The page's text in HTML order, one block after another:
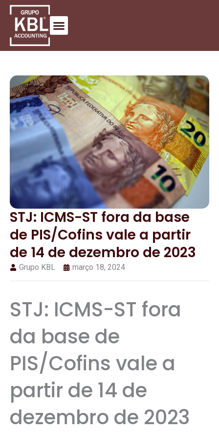
STJ: ICMS-ST fora da base
de PIS/Cofins vale a partir
de 14 de dezembro de 2023
Grupo KBL março 18, 2024
STJ: ICMS-ST fora
da base de
PIS/Cofins vale a
partir de 14 de
dezembro de 2023